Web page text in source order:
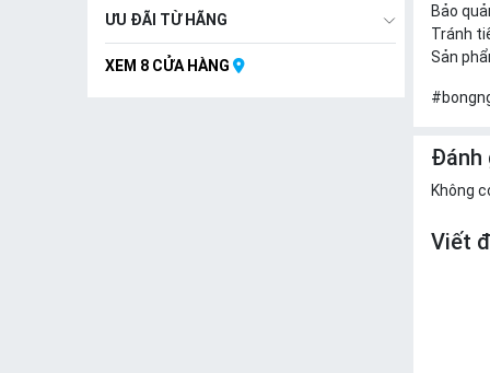
ƯU ĐÃI TỪ HÃNG
XEM 8 CỬA HÀNG
Bảo
Tránh
Sản
Đánh
Không
Viết